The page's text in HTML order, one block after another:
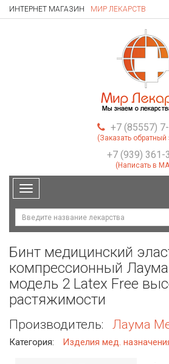
ИНТЕРНЕТ МАГАЗИН МИР ЛЕКАРСТВ
+7 (85557)
(Заказать обратный
+7 (939) 361-
(Написать в
Toggle
navigation
Бинт медицинский
компрессионный
модель 2 Latex Free
растяжимости
Производитель: Лаума
Категория: Изделия мед.